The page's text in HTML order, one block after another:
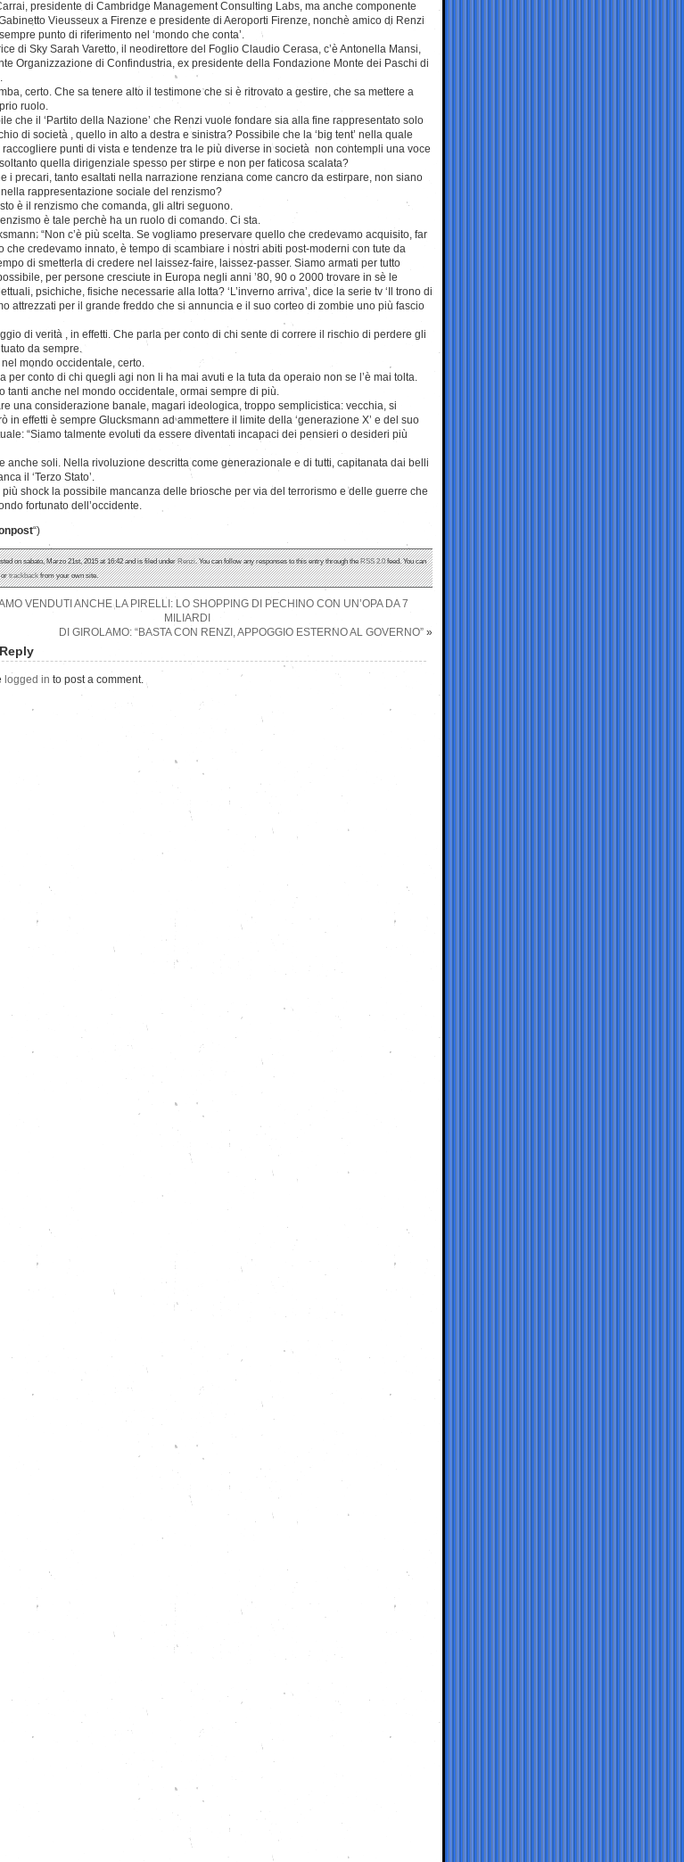
presidente di Cambridge Management Consulting Labs, ma anche componente
Vieusseux a Firenze e presidente di Aeroporti Firenze, nonchè amico di Renzi
punto di riferimento nel ‘mondo che conta’.
di Sky Sarah Varetto, il neodirettore del Foglio Claudio Cerasa, c’è Antonella Mansi,
Organizzazione di Confindustria, ex presidente della Fondazione Monte dei Paschi di
certo. Che sa tenere alto il testimone che si è ritrovato a gestire, che sa mettere a
ruolo.
che il ‘Partito della Nazione’ che Renzi vuole fondare sia alla fine rappresentato solo
di società , quello in alto a destra e sinistra? Possibile che la ‘big tent’ nella quale
raccogliere punti di vista e tendenze tra le più diverse in società non contempli una voce
quella dirigenziale spesso per stirpe e non per faticosa scalata?
i precari, tanto esaltati nella narrazione renziana come cancro da estirpare, non siano
rappresentazione sociale del renzismo?
è il renzismo che comanda, gli altri seguono.
è tale perchè ha un ruolo di comando. Ci sta.
“Non c’è più scelta. Se vogliamo preservare quello che credevamo acquisito, far
che credevamo innato, è tempo di scambiare i nostri abiti post-moderni con tute da
di smetterla di credere nel laissez-faire, laissez-passer. Siamo armati per tutto
per persone cresciute in Europa negli anni ’80, 90 o 2000 trovare in sè le
psichiche, fisiche necessarie alla lotta? ‘L’inverno arriva’, dice la serie tv ‘Il trono di
attrezzati per il grande freddo che si annuncia e il suo corteo di zombie uno più fascio
di verità , in effetti. Che parla per conto di chi sente di correre il rischio di perdere gli
da sempre.
nel mondo occidentale, certo.
per conto di chi quegli agi non li ha mai avuti e la tuta da operaio non se l’è mai tolta.
tanti anche nel mondo occidentale, ormai sempre di più.
una considerazione banale, magari ideologica, troppo semplicistica: vecchia, si
in effetti è sempre Glucksmann ad ammettere il limite della ‘generazione X’ e del suo
“Siamo talmente evoluti da essere diventati incapaci dei pensieri o desideri più
anche soli. Nella rivoluzione descritta come generazionale e di tutti, capitanata dai belli
il ‘Terzo Stato’.
più shock la possibile mancanza delle briosche per via del terrorismo e delle guerre che
fortunato dell’occidente.
“)
on sabato, Marzo 21st, 2015 at 16:42 and is filed underRenzi. You can follow any responses to this entry through theRSS 2.0feed. You can
ortrackbackfrom your own site.
VENDUTI ANCHE LA PIRELLI: LO SHOPPING DI PECHINO CON UN’OPA DA 7
MILIARDI
DI GIROLAMO: “BASTA CON RENZI, APPOGGIO ESTERNO AL GOVERNO” »
logged in to post a comment.